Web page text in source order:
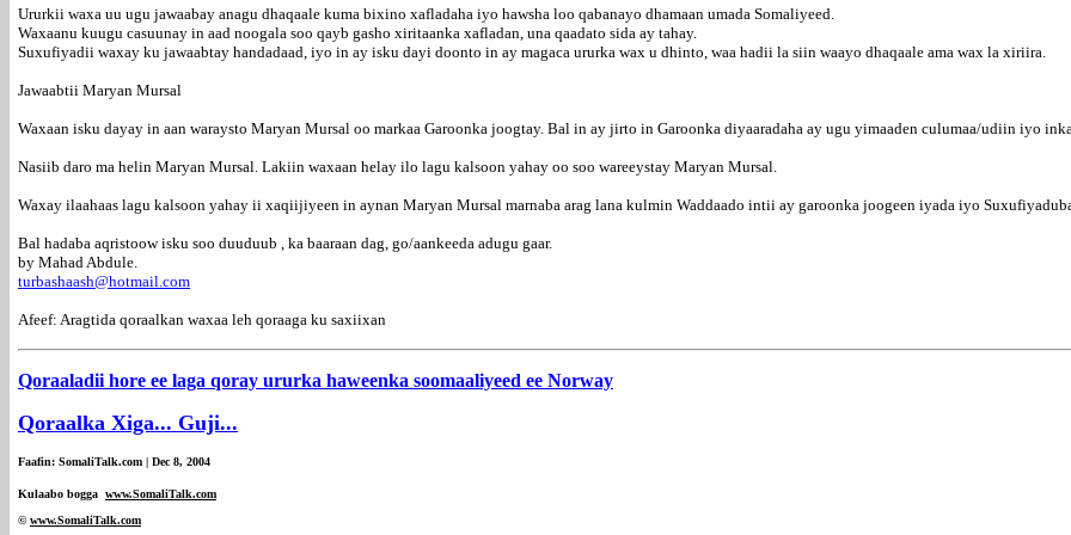
Ururkii waxa uu ugu jawaabay anagu dhaqaale kuma bixino xafladaha iyo hawsha loo qabanayo dhamaan umada Somaliyeed.
Waxaanu kuugu casuunay in aad noogala soo qayb gasho xiritaanka xafladan, una qaadato sida ay tahay.
Suxufiyadii waxay ku jawaabtay handadaad, iyo in ay isku dayi doonto in ay magaca ururka wax u dhinto, waa hadii la siin waayo dhaqaale ama wax la xiriira.
Jawaabtii Maryan Mursal
Waxaan isku dayay in aan waraysto Maryan Mursal oo markaa Garoonka joogtay. Bal in ay jirto in Garoonka diyaaradaha ay ugu yimaaden culumaa/udiin iyo
Nasiib daro ma helin Maryan Mursal. Lakiin waxaan helay ilo lagu kalsoon yahay oo soo wareeystay Maryan Mursal.
Waxay ilaahaas lagu kalsoon yahay ii xaqiijiyeen in aynan Maryan Mursal marnaba arag lana kulmin Waddaado intii ay garoonka joogeen iyada iyo
Bal hadaba aqristoow isku soo duuduub , ka baaraan dag, go/aankeeda adugu gaar.
by Mahad Abdule.
turbashaash@hotmail.com
Afeef: Aragtida qoraalkan waxaa leh qoraaga ku saxiixan
Qoraaladii hore ee laga qoray ururka haweenka soomaaliyeed ee Norway
Qoraalka Xiga... Guji...
Faafin: SomaliTalk.com | Dec 8, 2004
Kulaabo bogga www.SomaliTalk.com
©www.SomaliTalk.com